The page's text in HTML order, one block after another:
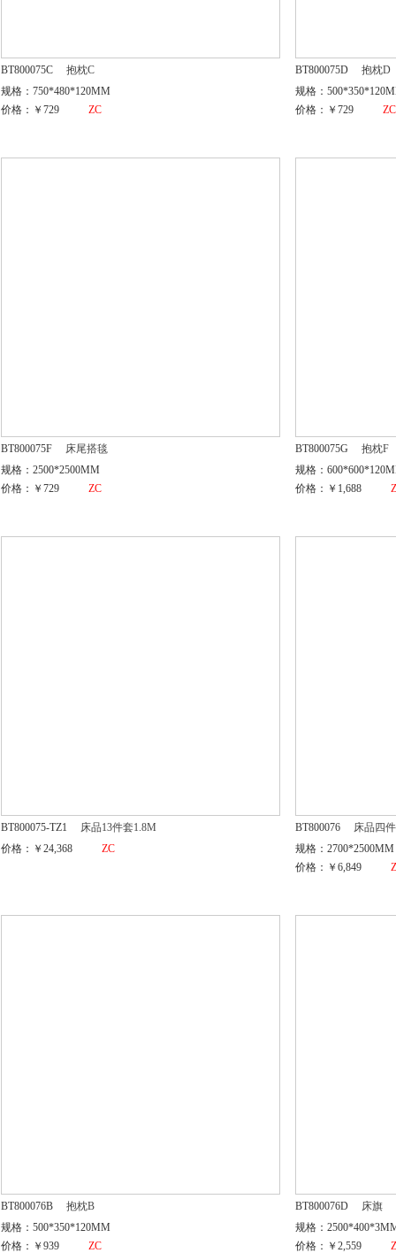
BT800075C
抱枕C
规格：750*480*120MM
价格：￥729
ZC
BT800075D
抱枕D
规格：
价格：￥729
ZC
BT800075F
床尾搭毯
规格：2500*2500MM
价格：￥729
ZC
BT800075G
抱枕F
规格：
价格：￥1,688
BT800075-TZ1
床品13件套1.8M
价格：￥24,368
ZC
BT800076
床品四
规格：2700*2500MM
价格：￥6,849
BT800076B
抱枕B
规格：500*350*120MM
价格：￥939
ZC
BT800076D
床旗
规格：
价格：￥2,559